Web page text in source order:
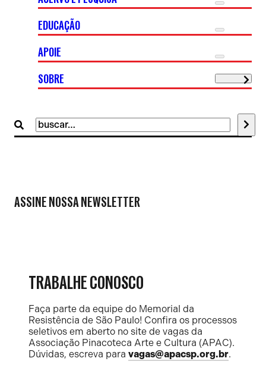
Buscar
por:
EDUCAÇÃO
APOIE
SOBRE
ASSINE NOSSA NEWSLETTER
TRABALHE CONOSCO
Faça parte da equipe do Memorial da
Resistência de São Paulo! Confira os processos
seletivos em aberto no site de vagas da
Associação Pinacoteca Arte e Cultura (APAC).
Dúvidas, escreva para vagas@apacsp.org.br.